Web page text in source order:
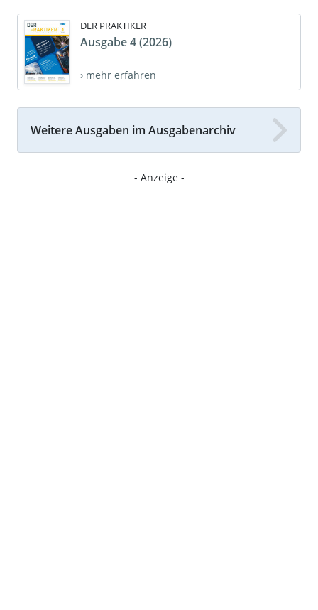
DER PRAKTIKER
Ausgabe 4 (2026)
› mehr erfahren
Weitere Ausgaben im Ausgabenarchiv
- Anzeige -